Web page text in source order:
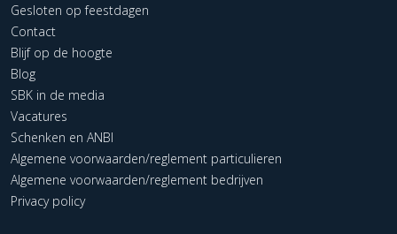
Gesloten op feestdagen
Contact
Blijf op de hoogte
Blog
SBK in de media
Vacatures
Schenken en ANBI
Algemene voorwaarden/reglement particulieren
Algemene voorwaarden/reglement bedrijven
Privacy policy